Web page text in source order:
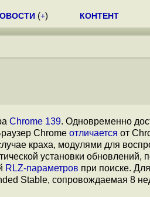
(+) КОНТЕНТ
Chrome 139. Одновременно
Chrome отличается от
краха, модулями для
установки
RLZ-параметров при поиске.
Stable, сопровождаемая 8